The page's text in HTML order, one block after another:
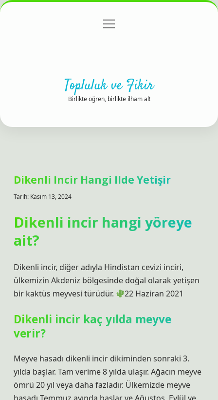
Gizlilik Politikası
menüyü
Topluluk ve Fikir
Birlikte öğren, birlikte ilham al!
Dikenli Incir Hangi Ilde Yetişir
Tarih: Kasım 13, 2024
Dikenli incir hangi yöreye
ait?
Dikenli incir, diğer adıyla Hindistan cevizi inciri,
ülkemizin Akdeniz bölgesinde doğal olarak yetişen
bir kaktüs meyvesi türüdür.
22 Haziran 2021
Dikenli incir kaç yılda meyve
verir?
Meyve hasadı dikenli incir dikiminden sonraki 3.
yılda başlar. Tam verime 8 yılda ulaşır. Ağacın meyve
ömrü 20 yıl veya daha fazladır. Ülkemizde meyve